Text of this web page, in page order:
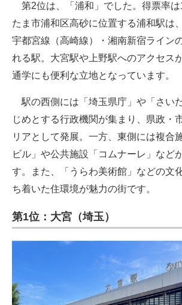
第2位は、「浦和」でした。得票率は
たま市浦和区高砂に位置する浦和駅は
宇都宮線（高崎線）・湘南新宿ライン
れる駅。大宮駅や上野駅へのアクセス
通学にも便利な立地となっています。
駅の西側には「埼玉県庁」や「さい
じめとする行政機関が集まり、県政・
リアとして発展。一方、東側には複合
ビル」や公共施設「コムナーレ」など
す。また、「うらわ美術館」などの文
ち着いた住環境が魅力の街です。
第1位：大宮（埼玉）